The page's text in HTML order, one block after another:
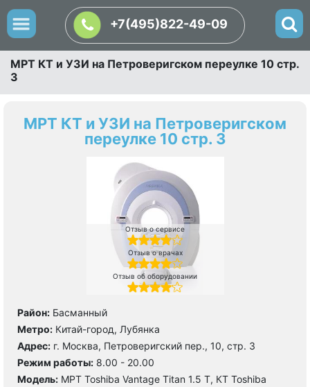
+7(495)822-49-09
МРТ КТ и УЗИ на Петроверигском переулке 10 стр.
3
МРТ КТ и УЗИ на Петроверигском
переулке 10 стр. 3
Отзыв о сервисе
Отзыв о врачах
Отзыв об оборудовании
Район: Басманный
Метро: Китай-город, Лубянка
Адрес: г. Москва, Петроверигский пер., 10, стр. 3
Режим работы: 8.00 - 20.00
Модель: МРТ Toshiba Vantage Titan 1.5 Т, КТ Toshiba